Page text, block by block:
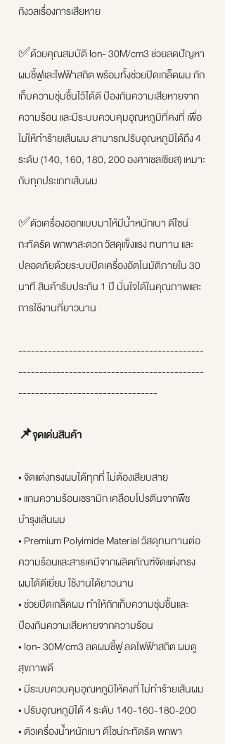
กังวลเรื่องการเสียหาย
✅ด้วยคุณสมบัติ Ion- 30M/cm3 ช่วยลดปัญหา
ผมชี้ฟูและไฟฟ้าสถิต พร้อมทั้งช่วยปิดเกล็ดผม กัก
เก็บความชุ่มชื้นไว้ได้ดี ป้องกันความเสียหายจาก
ความร้อน และมีระบบควบคุมอุณหภูมิที่คงที่ เพื่อ
ไม่ให้ทำร้ายเส้นผม สามารถปรับอุณหภูมิได้ถึง 4
ระดับ (140, 160, 180, 200 องศาเซลเซียส) เหมาะ
กับทุกประเภทเส้นผม
✅ตัวเครื่องออกแบบมาให้มีน้ำหนักเบา ดีไซน์
กะทัดรัด พกพาสะดวก วัสดุแข็งแรง ทนทาน และ
ปลอดภัยด้วยระบบปิดเครื่องอัตโนมัติภายใน 30
นาที สินค้ารับประกัน 1 ปี มั่นใจได้ในคุณภาพและ
การใช้งานที่ยาวนาน
--------------------------------------------
--------------------------------------------
---------------------------------
📌จุดเด่นสินค้า
• จัดแต่งทรงผมได้ทุกที่ ไม่ต้องเสียบสาย
• แกนความร้อนเซรามิก เคลือบโปรตีนจากพืช
บำรุงเส้นผม
• Premium Polyimide Material วัสดุทนทานต่อ
ความร้อนและสารเคมีจากผลิตภัณฑ์จัดแต่งทรง
ผมได้ดีเยี่ยม ใช้งานได้ยาวนาน
• ช่วยปิดเกล็ดผม ทำให้กักเก็บความชุ่มชื้นและ
ป้องกันความเสียหายจากความร้อน
• Ion- 30M/cm3 ลดผมชี้ฟู ลดไฟฟ้าสถิต ผมดู
สุขภาพดี
• มีระบบควบคุมอุณหภูมิให้คงที่ ไม่ทำร้ายเส้นผม
• ปรับอุณหภูมิได้ 4 ระดับ 140-160-180-200
• ตัวเครื่องน้ำหนักเบา ดีไซน์กะทัดรัด พกพา